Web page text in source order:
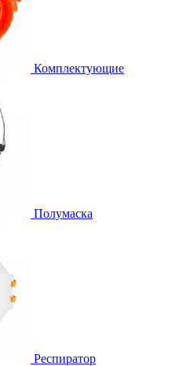
Комплектующие
Полумаска
Респиратор